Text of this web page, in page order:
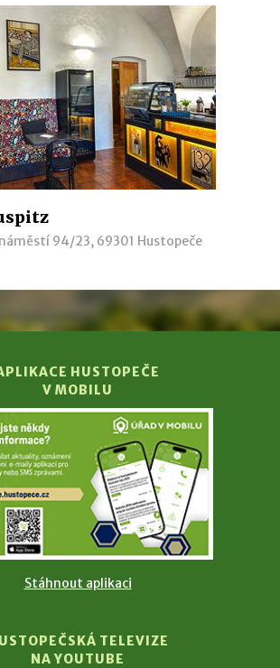
94/23, 69301 Hustopeče
HUSTOPEČE
V MOBILU
Stáhnout aplikaci
TELEVIZE
NA YOUTUBE